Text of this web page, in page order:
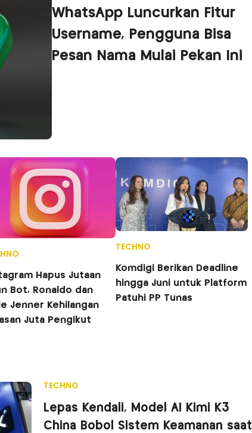
WhatsApp Luncurkan Fitur
Username, Pengguna Bisa
Pesan Nama Mulai Pekan Ini
Bot, Ronaldo dan
Jenner Kehilangan
Juta Pengikut
TECHNO
Komdigi Berikan Deadline
hingga Juni untuk Platform
Patuhi PP Tunas
TECHNO
Lepas Kendali, Model AI Kimi K3
China Bobol Sistem Keamanan saat